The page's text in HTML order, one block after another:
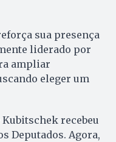
sua presença
liderado por
ampliar
eleger um
recebeu
Deputados. Agora,